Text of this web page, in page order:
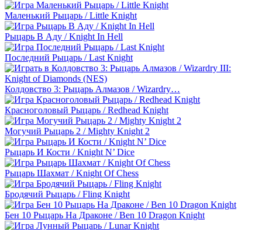
Маленький Рыцарь / Little Knight
Рыцарь В Аду / Knight In Hell
Последний Рыцарь / Last Knight
Колдовство 3: Рыцарь Алмазов / Wizardry…
Красноголовый Рыцарь / Redhead Knight
Могучий Рыцарь 2 / Mighty Knight 2
Рыцарь И Кости / Knight N’ Dice
Рыцарь Шахмат / Knight Of Chess
Бродячий Рыцарь / Fling Knight
Бен 10 Рыцарь На Драконе / Ben 10 Dragon Knight